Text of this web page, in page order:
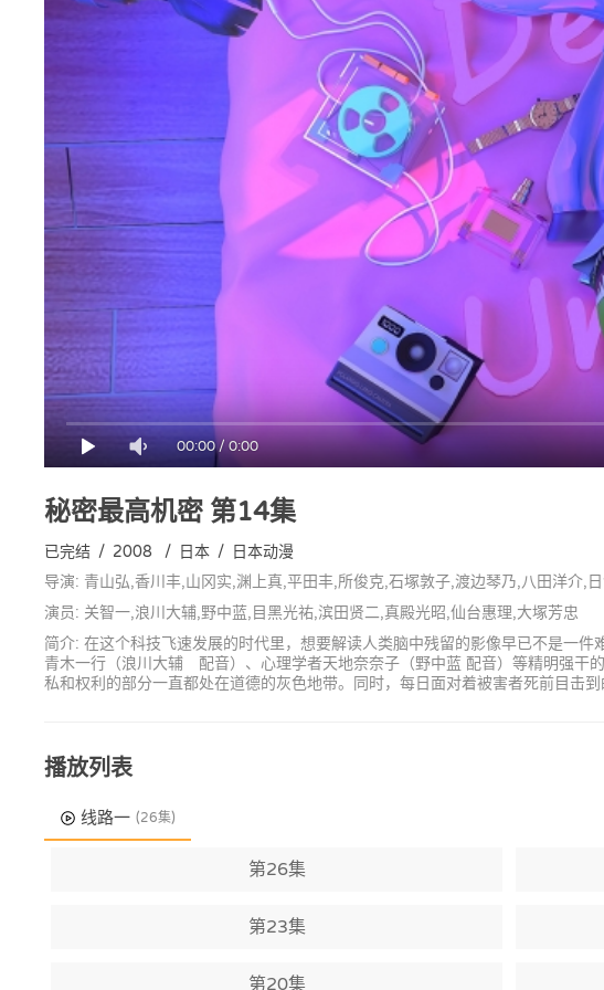
00:00/0:00
秘密最高机密 第14集
已完结 / 2008 / 日本 / 日本动漫
导演: 青山弘,香川丰,山冈实,渊上真,平田丰,所俊克,石塚敦子,渡边琴乃,八田洋介,
演员: 关智一,浪川大辅,野中蓝,目黑光祐,滨田贤二,真殿光昭,仙台惠理,大塚芳忠
简介: 在这个科技飞速发展的时代里，想要解读人类脑中残留的影像早已不是一
青木一行（浪川大辅 配音）、心理学者天地奈奈子（野中蓝 配音）等精明强干
私和权利的部分一直都处在道德的灰色地带。同时，每日面对着被害者死前目击
播放列表
线路一 (26集)
第26集
第23集
第20集